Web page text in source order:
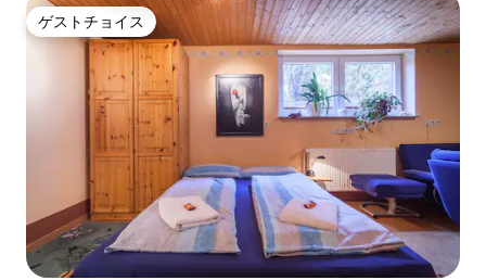
ゲストチョイス
ゲストチョイス